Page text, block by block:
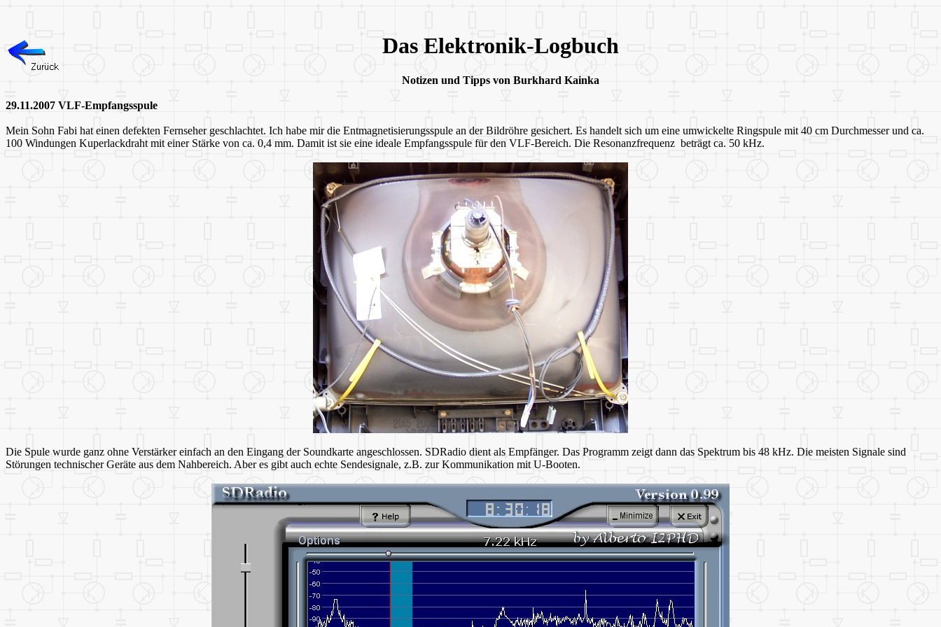
Das Elektronik-Logbuch
Notizen und Tipps von Burkhard Kainka
29.11.2007 VLF-Empfangsspule
Mein Sohn Fabi hat einen defekten Fernseher geschlachtet. Ich habe mir die Entmagnetisierungsspule an der Bildröhre gesichert. Es handelt sich um eine umwickelte Ringspule mit 40 cm Durchmesser und ca.
100 Windungen Kuperlackdraht mit einer Stärke von ca. 0,4 mm. Damit ist sie eine ideale Empfangsspule für den VLF-Bereich. Die Resonanzfrequenz beträgt ca. 50 kHz.
Die Spule wurde ganz ohne Verstärker einfach an den Eingang der Soundkarte angeschlossen. SDRadio dient als Empfänger. Das Programm zeigt dann das Spektrum bis 48 kHz. Die meisten Signale sind
Störungen technischer Geräte aus dem Nahbereich. Aber es gibt auch echte Sendesignale, z.B. zur Kommunikation mit U-Booten.